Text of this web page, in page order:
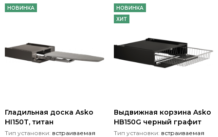
НОВИНКА
Гладильная доска Asko
HI150T, титан
Тип установки: встраиваемая
НОВИНКА
ХИТ
Выдвижная корзина Asko
HB150G черный графит
Тип установки: встраиваемая